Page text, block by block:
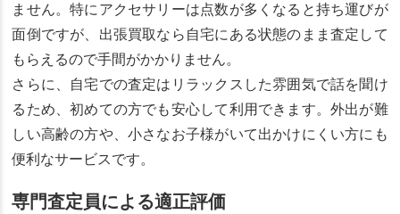
ません。特にアクセサリーは点数が多くなると持ち運びが
面倒ですが、出張買取なら自宅にある状態のまま査定して
もらえるので手間がかかりません。
さらに、自宅での査定はリラックスした雰囲気で話を聞け
るため、初めての方でも安心して利用できます。外出が難
しい高齢の方や、小さなお子様がいて出かけにくい方にも
便利なサービスです。
専門査定員による適正評価